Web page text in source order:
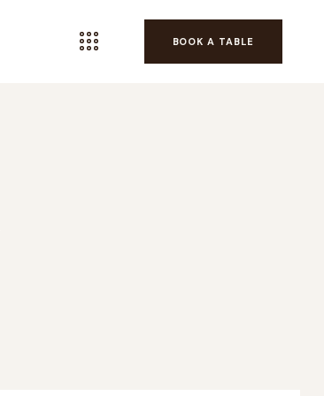
BOOK A TABLE